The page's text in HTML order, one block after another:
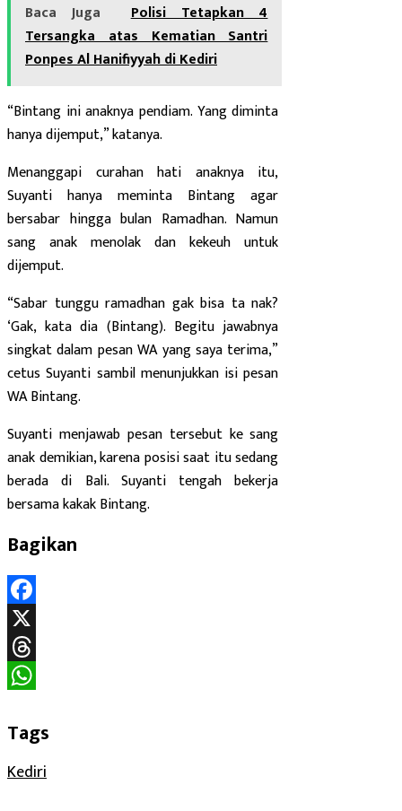
Baca Juga
Polisi Tetapkan 4
Tersangka atas Kematian Santri
Ponpes Al Hanifiyyah di Kediri
“Bintang ini anaknya pendiam. Yang diminta
hanya dijemput,” katanya.
Menanggapi curahan hati anaknya itu,
Suyanti hanya meminta Bintang agar
bersabar hingga bulan Ramadhan. Namun
sang anak menolak dan kekeuh untuk
dijemput.
“Sabar tunggu ramadhan gak bisa ta nak?
‘Gak, kata dia (Bintang). Begitu jawabnya
singkat dalam pesan WA yang saya terima,”
cetus Suyanti sambil menunjukkan isi pesan
WA Bintang.
Suyanti menjawab pesan tersebut ke sang
anak demikian, karena posisi saat itu sedang
berada di Bali. Suyanti tengah bekerja
bersama kakak Bintang.
Bagikan
Facebook
X
Threads
Tags
Kediri